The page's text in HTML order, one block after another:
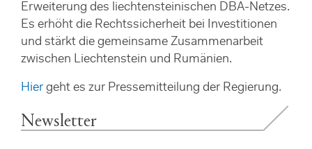
Newsletter
Erweiterung des liechtensteinischen DBA-Netzes.
Es erhöht die Rechtssicherheit bei Investitionen
und stärkt die gemeinsame Zusammenarbeit
zwischen Liechtenstein und Rumänien.
Hiergeht es zur Pressemitteilung der Regierung.